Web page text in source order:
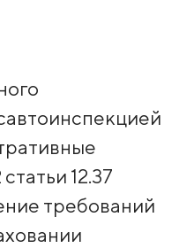
12.37
требований